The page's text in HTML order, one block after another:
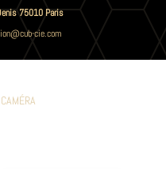
75010 Paris
cie.com